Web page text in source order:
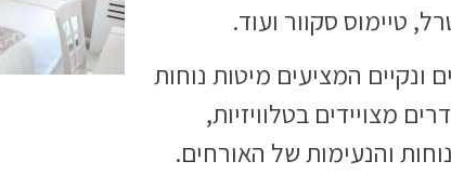
טיימוס סקוור ועוד.
ונקיים המציעים מיטות נוחות
מצויידים בטלוויזיות,
והנעימות של האורחים.